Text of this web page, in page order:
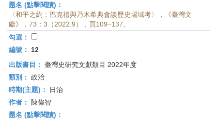
題名 (點擊閱讀)：
〈和平之約：巴克禮與乃木希典會談歷史場域考〉，《臺灣文
獻》，73：3（2022.9），頁109–137。
勾選：
編號：
12
出版書目： 臺灣史研究文獻類目 2022年度
類別： 政治
時期(主題)：
日治
作者：
陳偉智
題名 (點擊閱讀)：